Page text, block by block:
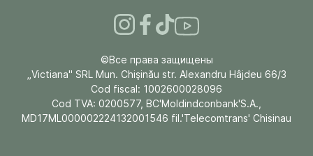
©Все права защищены
„Victiana" SRL Mun. Chişinău str. Alexandru Hâjdeu 66/3
Cod fiscal: 1002600028096
Cod TVA: 0200577, BC'Moldindconbank'S.A.,
MD17ML000002224132001546 fil.'Telecomtrans' Chisinau